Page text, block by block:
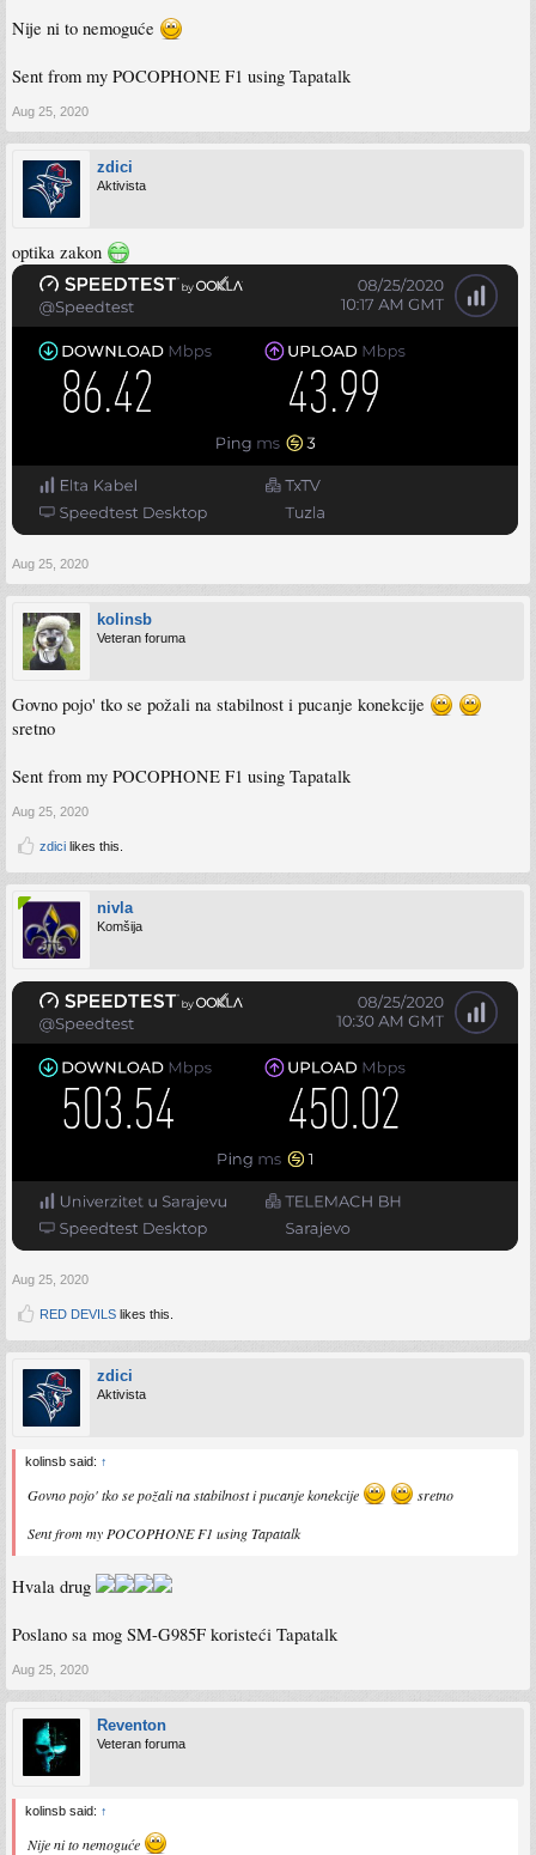
Nije ni to nemoguće
Sent from my POCOPHONE F1 using Tapatalk
Aug 25, 2020
zdici
Aktivista
optika zakon
Aug 25, 2020
kolinsb
Veteran foruma
Govno pojo' tko se požali na stabilnost i pucanje konekcije
sretno
Sent from my POCOPHONE F1 using Tapatalk
Aug 25, 2020
zdici likes this.
nivla
Komšija
Aug 25, 2020
RED DEVILS likes this.
zdici
Aktivista
kolinsb said: ↑
Govno pojo' tko se požali na stabilnost i pucanje konekcije
sretno
Sent from my POCOPHONE F1 using Tapatalk
Hvala drug
Poslano sa mog SM-G985F koristeći Tapatalk
Aug 25, 2020
Reventon
Veteran foruma
kolinsb said: ↑
Nije ni to nemoguće